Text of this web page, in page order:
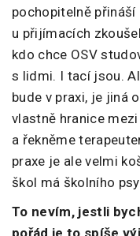
pochopitelně
u přijímacích
kdo chce OSV
s lidmi. I tací jsou.
bude v praxi, je jiná
vlastně hranice
a řekněme
praxe je ale velmi
škol má školního
To nevím, jestli